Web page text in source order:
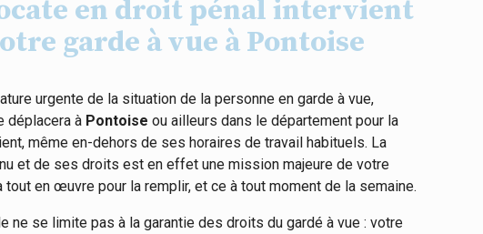
en droit pénal intervient
garde à vue à Pontoise
urgente de la situation de la personne en garde à vue,
déplacera à Pontoise ou ailleurs dans le département pour la
même en-dehors de ses horaires de travail habituels. La
et de ses droits est en effet une mission majeure de votre
tout en œuvre pour la remplir, et ce à tout moment de la semaine.
ne se limite pas à la garantie des droits du gardé à vue : votre